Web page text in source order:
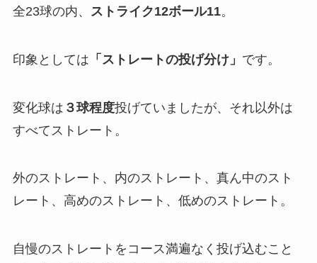
全23球の内、 ストライク12ボール11。
印象としては 「 ストレートの投げ分け」 です。
変化球は ３球程度投げていましたが、それ以外は
すべてストレート。
外のストレート、内のストレート、真ん中のスト
レート、高めのストレート、低めのストレート。
自慢のストレートをコース満遍なく投げ込むこと